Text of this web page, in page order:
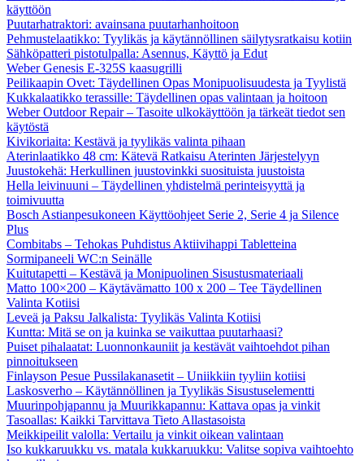
käyttöön
Puutarhatraktori: avainsana puutarhanhoitoon
Pehmustelaatikko: Tyylikäs ja käytännöllinen säilytysratkaisu kotiin
Sähköpatteri pistotulpalla: Asennus, Käyttö ja Edut
Weber Genesis E-325S kaasugrilli
Peilikaapin Ovet: Täydellinen Opas Monipuolisuudesta ja Tyylistä
Kukkalaatikko terassille: Täydellinen opas valintaan ja hoitoon
Weber Outdoor Repair – Tasoite ulkokäyttöön ja tärkeät tiedot sen
käytöstä
Kivikoriaita: Kestävä ja tyylikäs valinta pihaan
Aterinlaatikko 48 cm: Kätevä Ratkaisu Aterinten Järjestelyyn
Juustokehä: Herkullinen juustovinkki suosituista juustoista
Hella leivinuuni – Täydellinen yhdistelmä perinteisyyttä ja
toimivuutta
Bosch Astianpesukoneen Käyttöohjeet Serie 2, Serie 4 ja Silence
Plus
Combitabs – Tehokas Puhdistus Aktiivihappi Tabletteina
Sormipaneeli WC:n Seinälle
Kuitutapetti – Kestävä ja Monipuolinen Sisustusmateriaali
Matto 100×200 – Käytävämatto 100 x 200 – Tee Täydellinen
Valinta Kotiisi
Leveä ja Paksu Jalkalista: Tyylikäs Valinta Kotiisi
Kuntta: Mitä se on ja kuinka se vaikuttaa puutarhaasi?
Puiset pihalaatat: Luonnonkauniit ja kestävät vaihtoehdot pihan
pinnoitukseen
Finlayson Pesue Pussilakanasetit – Uniikkiin tyyliin kotiisi
Laskosverho – Käytännöllinen ja Tyylikäs Sisustuselementti
Muurinpohjapannu ja Muurikkapannu: Kattava opas ja vinkit
Tasoallas: Kaikki Tarvittava Tieto Allastasoista
Meikkipeilit valolla: Vertailu ja vinkit oikean valintaan
Iso kukkaruukku vs. matala kukkaruukku: Valitse sopiva vaihtoehto